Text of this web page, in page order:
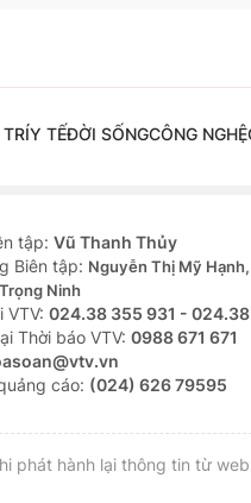
Y TẾĐỜI SỐNGCÔNG NGHỆ
tập: Vũ Thanh Thủy
Biên tập: Nguyễn Thị Mỹ
Ninh
VTV: 024.38 355 931 -
Thời báo VTV: 0988 671 671
cáo: (024) 626 79595
phát hành lại thông tin từ